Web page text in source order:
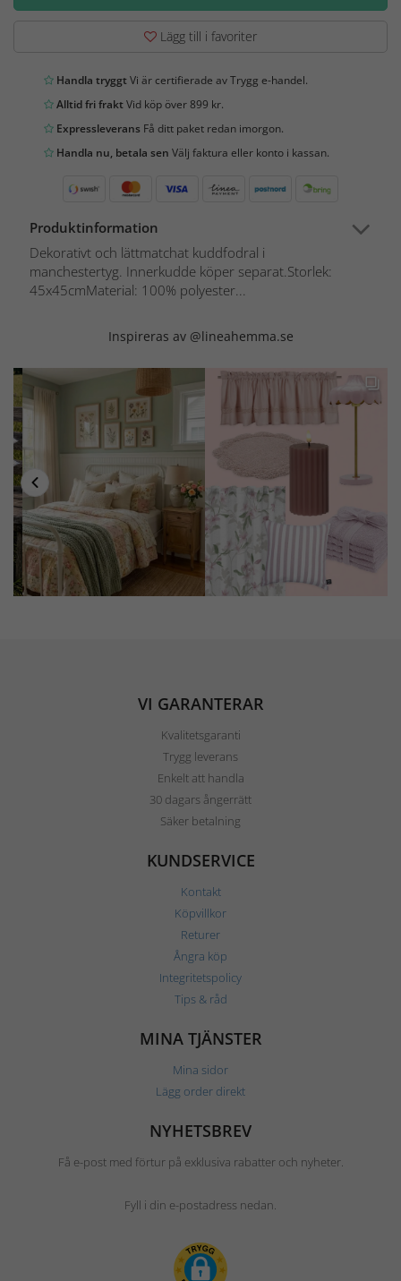
Lägg till i favoriter
Handla tryggtVi är certifierade av Trygg e-handel.
Alltid fri fraktVid köp över 899 kr.
Expressleverans Få ditt paket redan imorgon.
Handla nu, betala sen Välj faktura eller konto i kassan.
Produktinformation
Dekorativt och lättmatchat kuddfodral i
manchestertyg. Innerkudde köper separat.Storlek:
45x45cmMaterial: 100% polyester...
Inspireras av @lineahemma.se
VI GARANTERAR
Kvalitetsgaranti
Trygg leverans
Enkelt att handla
30 dagars ångerrätt
Säker betalning
KUNDSERVICE
Kontakt
Köpvillkor
Returer
Ångra köp
Integritetspolicy
Tips & råd
MINA TJÄNSTER
Mina sidor
Lägg order direkt
NYHETSBREV
Få e-post med förtur på exklusiva rabatter och nyheter.
Fyll i din e-postadress nedan.